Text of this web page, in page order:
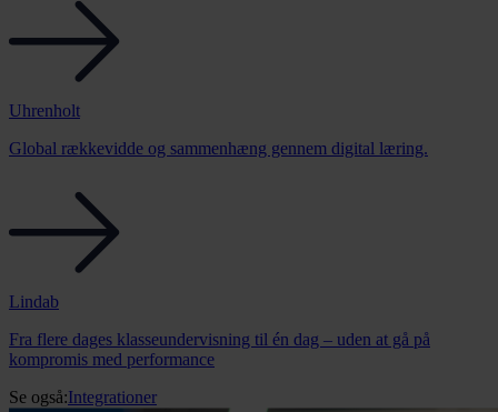
Uhrenholt
Global rækkevidde og sammenhæng gennem digital læring.
Lindab
Fra flere dages klasseundervisning til én dag – uden at gå på
kompromis med performance
Se også:Integrationer